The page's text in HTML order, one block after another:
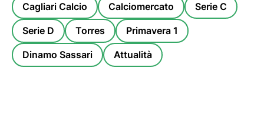
Cagliari Calcio Calciomercato Serie C
Serie D Torres Primavera 1
Dinamo Sassari Attualità